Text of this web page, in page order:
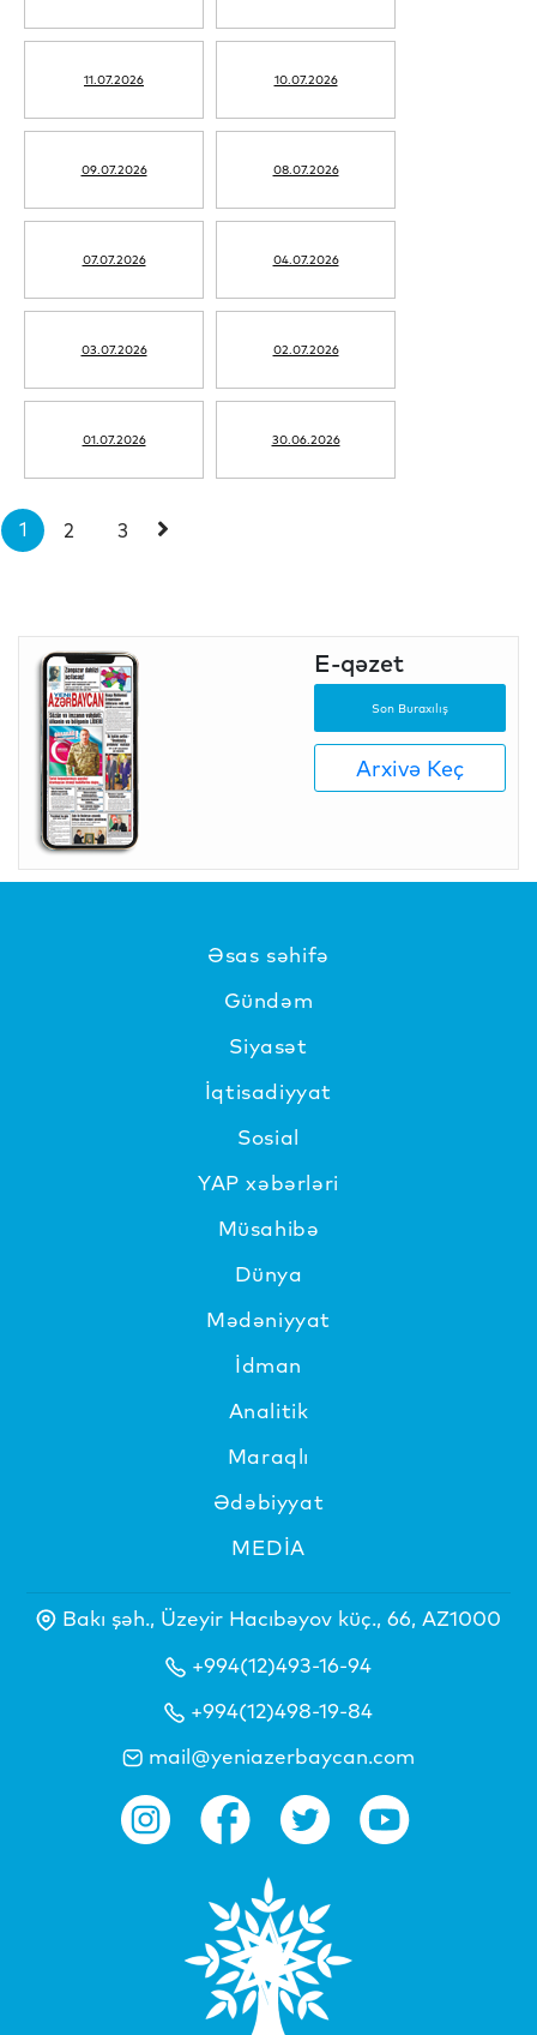
11.07.2026 10.07.2026
09.07.2026 08.07.2026
07.07.2026 04.07.2026
03.07.2026 02.07.2026
01.07.2026 30.06.2026
1 2 3
E-qəzet
Son Buraxılış
Arxivə Keç
Əsas səhifə
Gündəm
Siyasət
İqtisadiyyat
Sosial
YAP xəbərləri
Müsahibə
Dünya
Mədəniyyat
İdman
Analitik
Maraqlı
Ədəbiyyat
MEDİA
Bakı şəh., Üzeyir Hacıbəyov küç., 66, AZ1000
+994(12)493-16-94
+994(12)498-19-84
mail@yeniazerbaycan.com